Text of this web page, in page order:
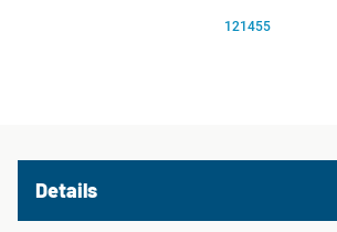
121455
Details